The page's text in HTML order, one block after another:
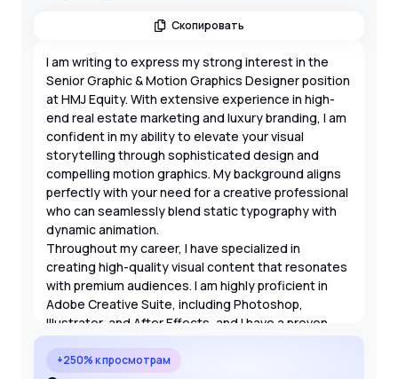
Скопировать
I am writing to express my strong interest in the
Senior Graphic & Motion Graphics Designer position
at HMJ Equity. With extensive experience in high-
end real estate marketing and luxury branding, I am
confident in my ability to elevate your visual
storytelling through sophisticated design and
compelling motion graphics. My background aligns
perfectly with your need for a creative professional
who can seamlessly blend static typography with
dynamic animation.
Throughout my career, I have specialized in
creating high-quality visual content that resonates
with premium audiences. I am highly proficient in
Adobe Creative Suite, including Photoshop,
Illustrator, and After Effects, and I have a proven
track record of delivering projects that meet the
rigorous standards of the real estate industry. I am
+250% к просмотрам